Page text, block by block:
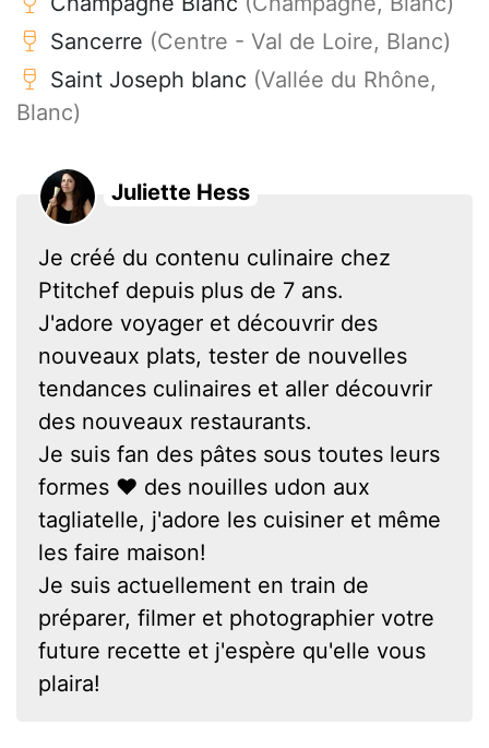
Sancerre (Centre - Val de Loire, Blanc)
Saint Joseph blanc (Vallée du Rhône,
Blanc)
Juliette Hess
Je créé du contenu culinaire chez
Ptitchef depuis plus de 7 ans.
J'adore voyager et découvrir des
nouveaux plats, tester de nouvelles
tendances culinaires et aller découvrir
des nouveaux restaurants.
Je suis fan des pâtes sous toutes leurs
formes ❤ des nouilles udon aux
tagliatelle, j'adore les cuisiner et même
les faire maison!
Je suis actuellement en train de
préparer, filmer et photographier votre
future recette et j'espère qu'elle vous
plaira!